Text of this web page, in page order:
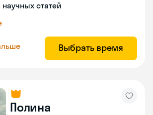
статей
Выбрать время
Полина